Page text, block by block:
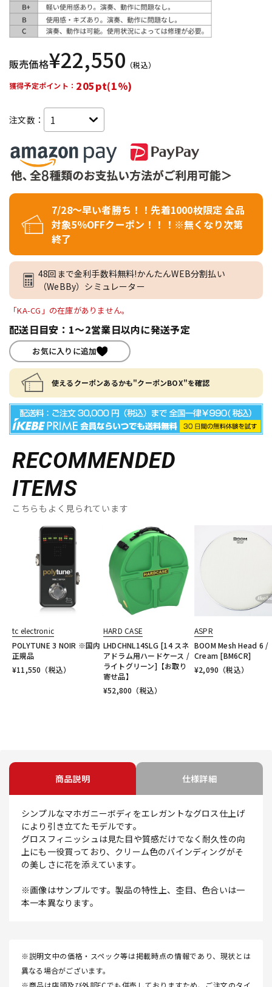
販売価格¥22,550 （税込）
獲得予定ポイント： 205pt(1%)
注文数：
7/28～早い者勝ち！！先着1000枚限定 全品
対象5％OFFクーポン！！！※無くなり次第
終了
48回まで金利手数料無料!かんたんWEB分割払い
（WeBBy）シミュレーター
「KA-CG」の在庫がありません。
配送日目安：1～2営業日以内に発送予定
お気に入りに追加
使えるクーポンあるかも"クーポンBOX"を確認
RECOMMENDED
ITEMS
こちらもよく見られています
tc electronic
POLYTUNE 3 NOIR ※国内
正規品
¥11,550 （税込）
HARD CASE
LHDCHNL14SLG [14 スネ
アドラム用ハードケース /
ライトグリーン]【お取り
寄せ品】
¥52,800 （税込）
ASPR
BOOM Mesh Head 6 /
Cream [BM6CR]
¥2,090 （税込）
商品説明 仕様詳細
シンプルなマホガニーボディをエレガントなグロス仕上げ
により引き立てたモデルです。
グロスフィニッシュは見た目や質感だけでなく耐久性の向
上にも一役買っており、クリーム色のバインディングがそ
の美しさに花を添えています。
※画像はサンプルです。製品の特性上、杢目、色合いは一
本一本異なります。
※説明文中の価格・スペック等は掲載時点の情報であり、現状とは
異なる場合がございます。